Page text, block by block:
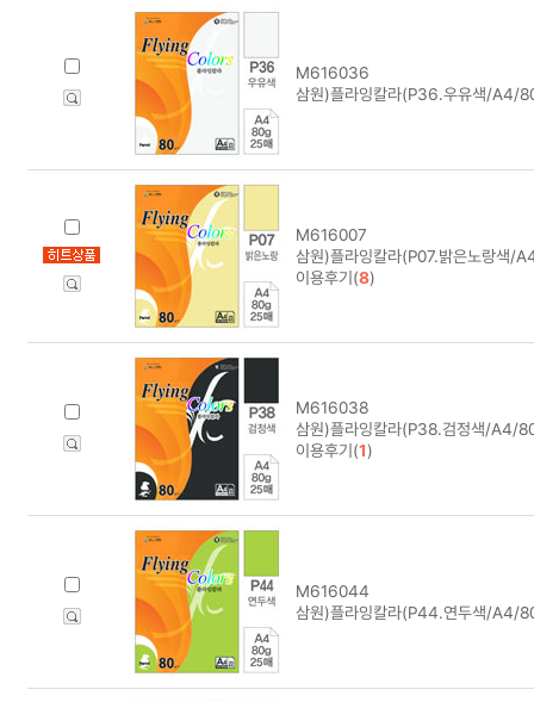
M616036
삼원)플라잉칼라(P36.우유색/A4/
M616007
삼원)플라잉칼라(P07.밝은노랑색/
이용후기(8)
M616038
삼원)플라잉칼라(P38.검정색/A4/
이용후기(1)
M616044
삼원)플라잉칼라(P44.연두색/A4/